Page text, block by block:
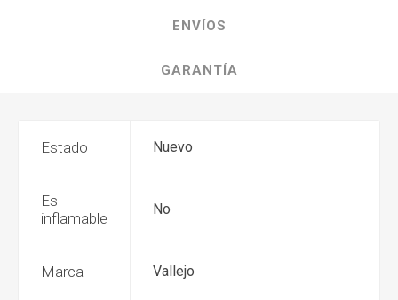
ENVÍOS
GARANTÍA
Estado Nuevo
Es
inflamable
No
Marca Vallejo